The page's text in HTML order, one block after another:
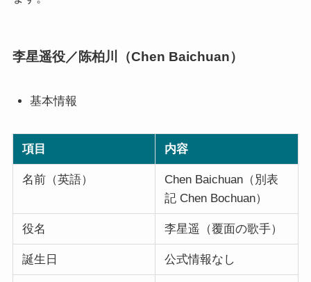
李星遥役／陈柏川（Chen Baichuan）
基本情報
項目 内容
名前（英語）
Chen Baichuan（別表
記 Chen Bochuan）
役名 李星遥（覆面の歌手）
誕生日 公式情報なし